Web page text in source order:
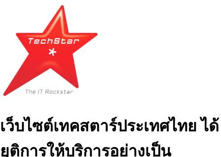
เว็บไซต์เทคสตาร์ประเทศไทย ได้
ยุติการให้บริการอย่างเป็น